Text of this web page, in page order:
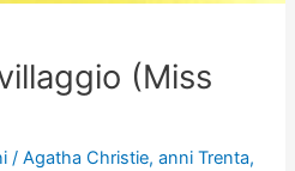
(Miss
/ Agatha Christie, anni Trenta,